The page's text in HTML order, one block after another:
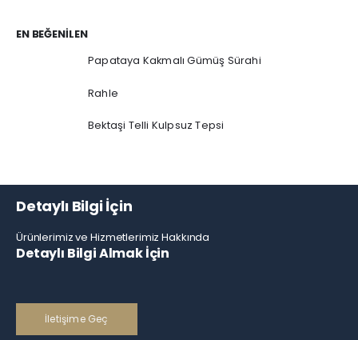
EN BEĞENILEN
Papataya Kakmalı Gümüş Sürahi
Rahle
Bektaşi Telli Kulpsuz Tepsi
Detaylı Bilgi İçin
Ürünlerimiz ve Hizmetlerimiz Hakkında
Detaylı Bilgi Almak İçin
İletişime Geç